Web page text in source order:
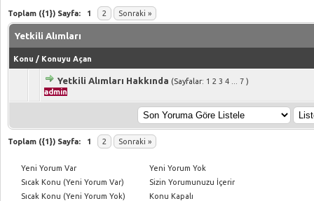
Toplam ({1}) Sayfa: 1 2 Sonraki »
Yetkili Alımları
Konu / Konuyu Açan
Yetkili Alımları Hakkında (Sayfalar: 1 2 3 4 7 )
admin
5 üzerinden 0 Oy - Toplam Ortalama 0 Oy Verilmiş
1 2345
Toplam ({1}) Sayfa: 1 2 Sonraki »
Yeni Yorum Var
Sıcak Konu (Yeni Yorum Var)
Sıcak Konu (Yeni Yorum Yok)
Yeni Yorum Yok
Sizin Yorumunuzu İçerir
Konu Kapalı